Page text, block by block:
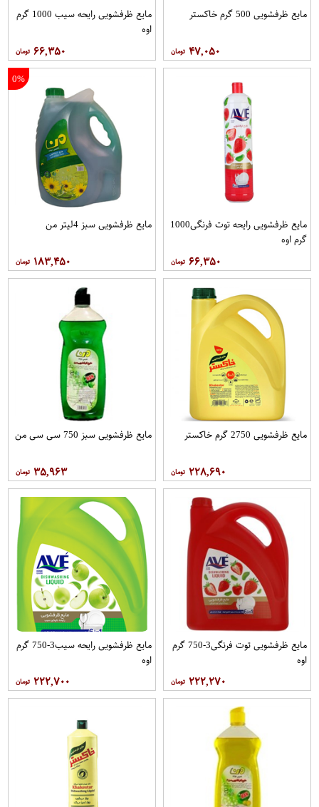
مایع ظرفشویی 500 گرم خاکستر
۴۷,۰۵۰
مایع ظرفشویی رایحه سیب 1000 گرم
اوه
۶۶,۳۵۰
مایع ظرفشویی رایحه توت فرنگی1000
گرم اوه
۶۶,۳۵۰
0%
مایع ظرفشویی سبز 4لیتر من
۱۸۳,۴۵۰
مایع ظرفشویی 2750 گرم خاکستر
۲۲۸,۶۹۰
مایع ظرفشویی سبز 750 سی سی من
۳۵,۹۶۳
مایع ظرفشویی توت فرنگی3-750 گرم
اوه
۲۲۲,۲۷۰
مایع ظرفشویی رایحه سیب3-750 گرم
اوه
۲۲۲,۷۰۰